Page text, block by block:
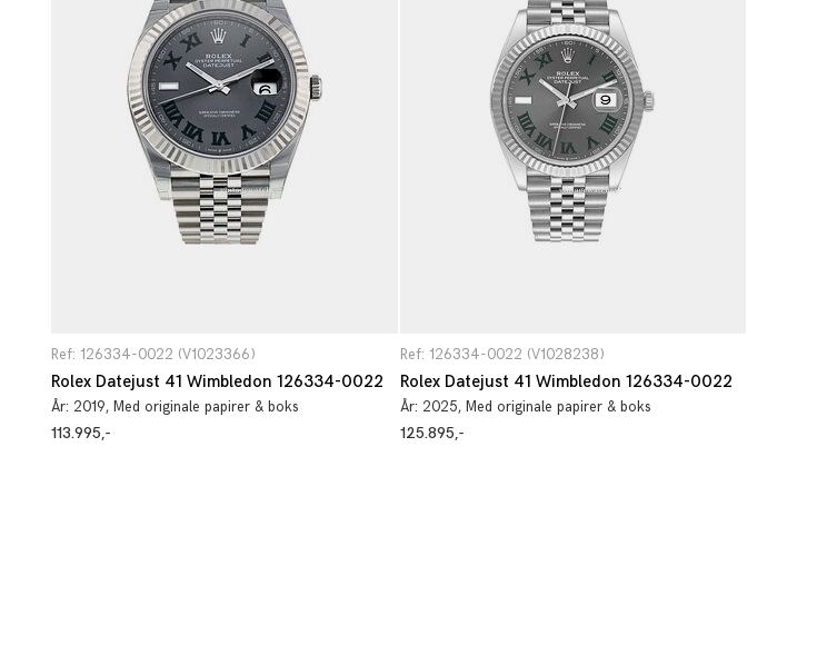
Ref: 126334-0022 (V1023366)
Rolex Datejust 41 Wimbledon 126334-0022
År: 2019, Med originale papirer & boks
113.995,-
Ref: 126334-0022 (V1028238)
Rolex Datejust 41 Wimbledon 126334-0022
År: 2025, Med originale papirer & boks
125.895,-